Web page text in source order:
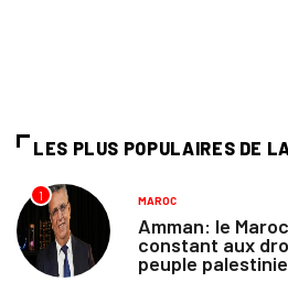
LES PLUS POPULAIRES DE
1 MAROC
Amman: le
constant aux
peuple